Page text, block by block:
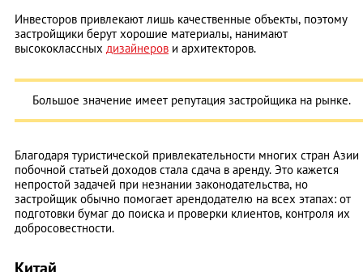
Инвесторов привлекают лишь качественные объекты, поэтому
застройщики берут хорошие материалы, нанимают
высококлассных дизайнеров и архитекторов.
Большое значение имеет репутация застройщика на рынке.
Благодаря туристической привлекательности многих стран Азии
побочной статьей доходов стала сдача в аренду. Это кажется
непростой задачей при незнании законодательства, но
застройщик обычно помогает арендодателю на всех этапах: от
подготовки бумаг до поиска и проверки клиентов, контроля их
добросовестности.